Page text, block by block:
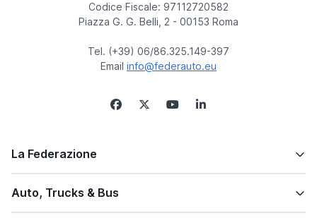
Codice Fiscale: 97112720582
Piazza G. G. Belli, 2 - 00153 Roma
Tel. (+39) 06/86.325.149-397
Email info@federauto.eu
La Federazione
Auto, Trucks & Bus